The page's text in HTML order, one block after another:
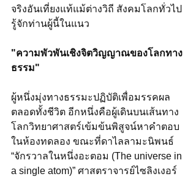
จริงอันเที่ยงแท้แม้ต่างวิถี สังคมโลกทั่วไป
รู้จักท่านผู้นี้ในแนว
"ความพัวพันเชิงจิตวิญญาณของโลกทาง
ธรรม"
ผู้หนึ่งมุ่งทางธรรมะปฏิบัติเพื่อมรรคผล
ตลอดทั้งชีวิต อีกหนึ่งคือผู้เดินบนเส้นทาง
โลกวิทยาศาสตร์เข้มข้นพิสูจน์หาคำตอบ
ในห้องทดลอง ขณะที่ดาไลลามะนิพนธ์
“จักรวาลในหนึ่งอะตอม (The universe in
a single atom)” ศาสตราจารย์ไซลิงเงอร์